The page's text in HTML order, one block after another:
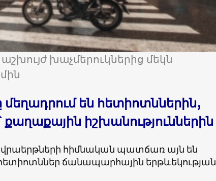
խաչմերուկներից մեկն
են հետիոտններին,
քաղաքային իշխանություններին
հիմնական պատճառ այն են
ճանապարհային երթևեկության